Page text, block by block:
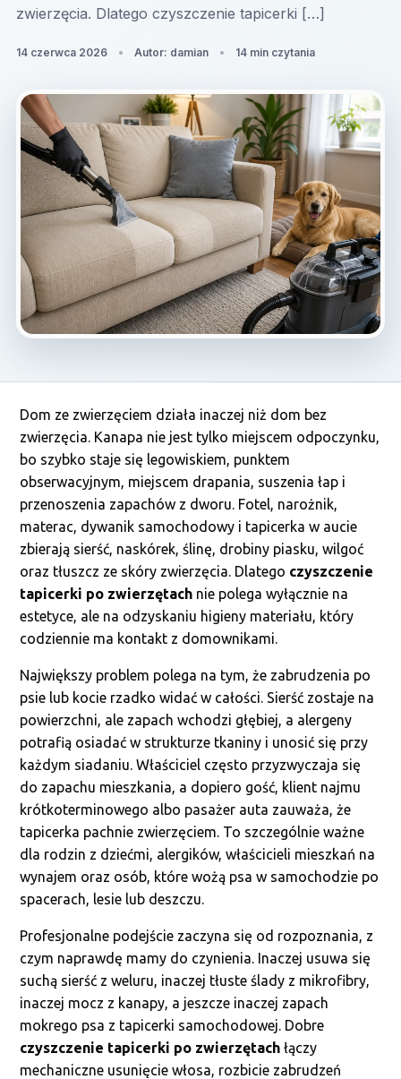
zwierzęcia. Dlatego czyszczenie tapicerki […]
14 czerwca 2026 Autor: damian 14 min czytania
Dom ze zwierzęciem działa inaczej niż dom bez
zwierzęcia. Kanapa nie jest tylko miejscem odpoczynku,
bo szybko staje się legowiskiem, punktem
obserwacyjnym, miejscem drapania, suszenia łap i
przenoszenia zapachów z dworu. Fotel, narożnik,
materac, dywanik samochodowy i tapicerka w aucie
zbierają sierść, naskórek, ślinę, drobiny piasku, wilgoć
oraz tłuszcz ze skóry zwierzęcia. Dlatego czyszczenie
tapicerki po zwierzętach nie polega wyłącznie na
estetyce, ale na odzyskaniu higieny materiału, który
codziennie ma kontakt z domownikami.
Największy problem polega na tym, że zabrudzenia po
psie lub kocie rzadko widać w całości. Sierść zostaje na
powierzchni, ale zapach wchodzi głębiej, a alergeny
potrafią osiadać w strukturze tkaniny i unosić się przy
każdym siadaniu. Właściciel często przyzwyczaja się
do zapachu mieszkania, a dopiero gość, klient najmu
krótkoterminowego albo pasażer auta zauważa, że
tapicerka pachnie zwierzęciem. To szczególnie ważne
dla rodzin z dziećmi, alergików, właścicieli mieszkań na
wynajem oraz osób, które wożą psa w samochodzie po
spacerach, lesie lub deszczu.
Profesjonalne podejście zaczyna się od rozpoznania, z
czym naprawdę mamy do czynienia. Inaczej usuwa się
suchą sierść z weluru, inaczej tłuste ślady z mikrofibry,
inaczej mocz z kanapy, a jeszcze inaczej zapach
mokrego psa z tapicerki samochodowej. Dobre
czyszczenie tapicerki po zwierzętach łączy
mechaniczne usunięcie włosa, rozbicie zabrudzeń